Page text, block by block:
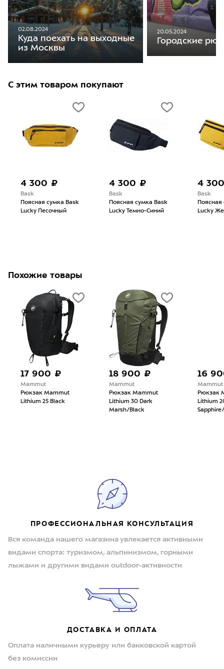
02.08.2024
Куда поехать на выходные
из Москвы
20.05.2024
Городские
С этим товаром покупают
4 300 ₽
Bask
Поясная сумка Bask
Lucky Песочный
4 300 ₽
Bask
Поясная сумка Bask
Lucky Темно-Синий
4
Bask
Поясная
Lucky
Похожие товары
17 900 ₽
Mammut
Рюкзак Mammut
Lithium 25 Black
18 900 ₽
Mammut
Рюкзак Mammut
Lithium 30 Dark
Marsh/Black
16
Mammut
Рюкзак
Lithium
ПРОФЕССИОНАЛЬНАЯ КОНСУЛЬТАЦИЯ
Вся команда нашего магазина увлекается активными
видами спорта: туризмом, альпинизмом, горными
лыжами и другими видами outdoor-активности
ДОСТАВКА И ОПЛАТА
Оплата наличными курьеру или банковской картой
без комиссии